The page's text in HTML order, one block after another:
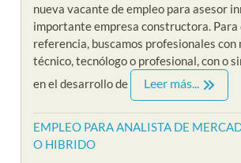
nueva vacante de empleo para asesor
importante empresa constructora. Para
referencia, buscamos profesionales con
técnico, tecnólogo o profesional, con o
en el desarrollo de
Leer más...
EMPLEO PARA ANALISTA DE
O HIBRIDO